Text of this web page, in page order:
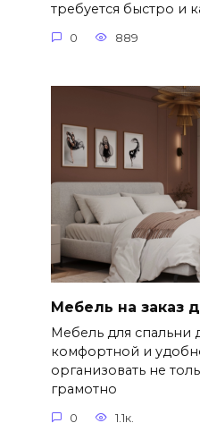
требуется быстро и
0 889
Мебель на заказ
Мебель для спальни
комфортной и
организовать не
грамотно
0 1.1к.